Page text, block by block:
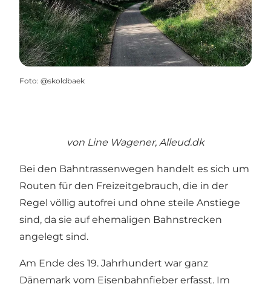
Foto: @skoldbaek
von Line Wagener, Alleud.dk
Bei den Bahntrassenwegen handelt es sich um
Routen für den Freizeitgebrauch, die in der
Regel völlig autofrei und ohne steile Anstiege
sind, da sie auf ehemaligen Bahnstrecken
angelegt sind.
Am Ende des 19. Jahrhundert war ganz
Dänemark vom Eisenbahnfieber erfasst. Im